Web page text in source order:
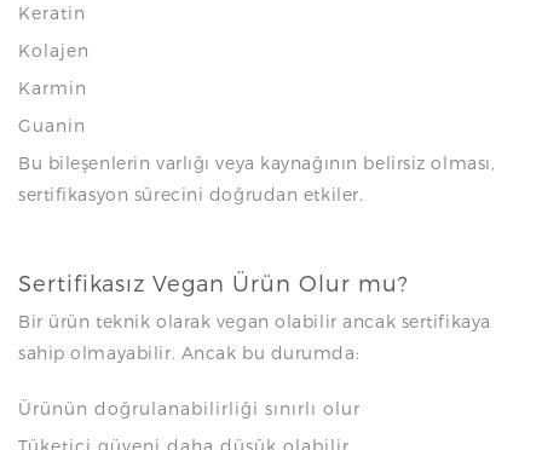
Keratin
Kolajen
Karmin
Guanin
Bu bileşenlerin varlığı veya kaynağının belirsiz olması,
sertifikasyon sürecini doğrudan etkiler.
Sertifikasız Vegan Ürün Olur mu?
Bir ürün teknik olarak vegan olabilir ancak sertifikaya
sahip olmayabilir. Ancak bu durumda:
Ürünün doğrulanabilirliği sınırlı olur
Tüketici güveni daha düşük olabilir